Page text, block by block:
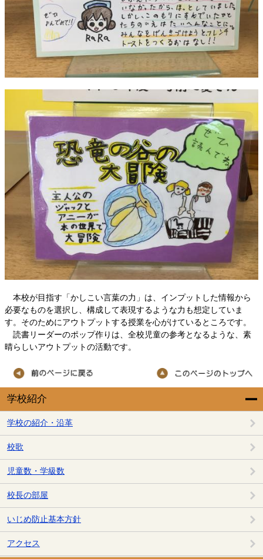
学校紹介
学校の紹介・沿革
校歌
児童数・学級数
校長の部屋
いじめ防止基本方針
アクセス
本校が目指す「かしこい言葉の力」は、インプットした情報から
必要なものを選択し、構成して表現するような力も想定していま
す。そのためにアウトプットする授業を心がけているところです。
読書リーダーのポップ作りは、全校児童の参考となるような、素
晴らしいアウトプットの活動です。